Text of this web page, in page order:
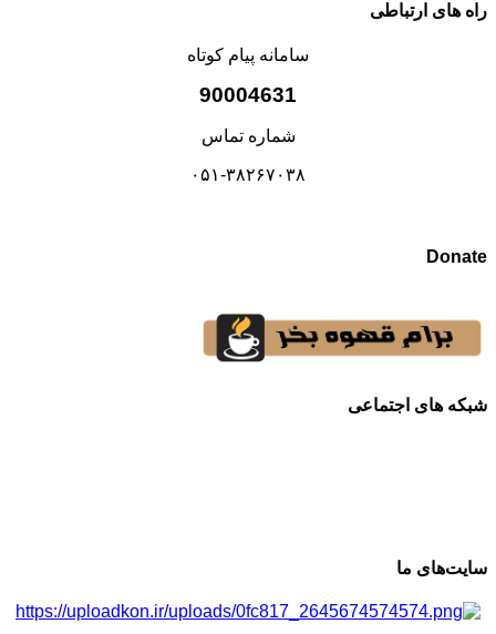
راه های ارتباطی
سامانه پیام کوتاه
90004631
شماره تماس
۰۵۱-۳۸۲۶۷۰۳۸
Donate
شبکه های اجتماعی
سایت‌های ما